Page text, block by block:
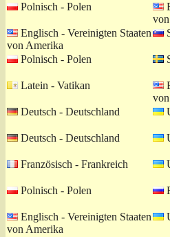
Polnisch - Polen
Englisch - Vereinigten Staaten
von Amerika
Polnisch - Polen
Latein - Vatikan
Deutsch - Deutschland
Deutsch - Deutschland
Französisch - Frankreich
Polnisch - Polen
Englisch - Vereinigten Staaten
von Amerika